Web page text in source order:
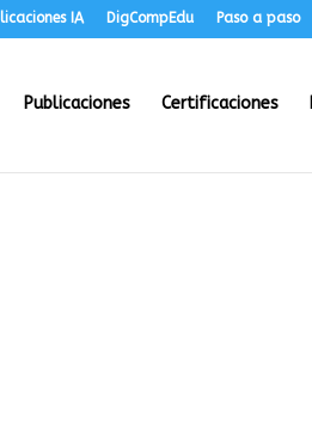
IA DigCompEdu Paso a paso
Publicaciones Certificaciones